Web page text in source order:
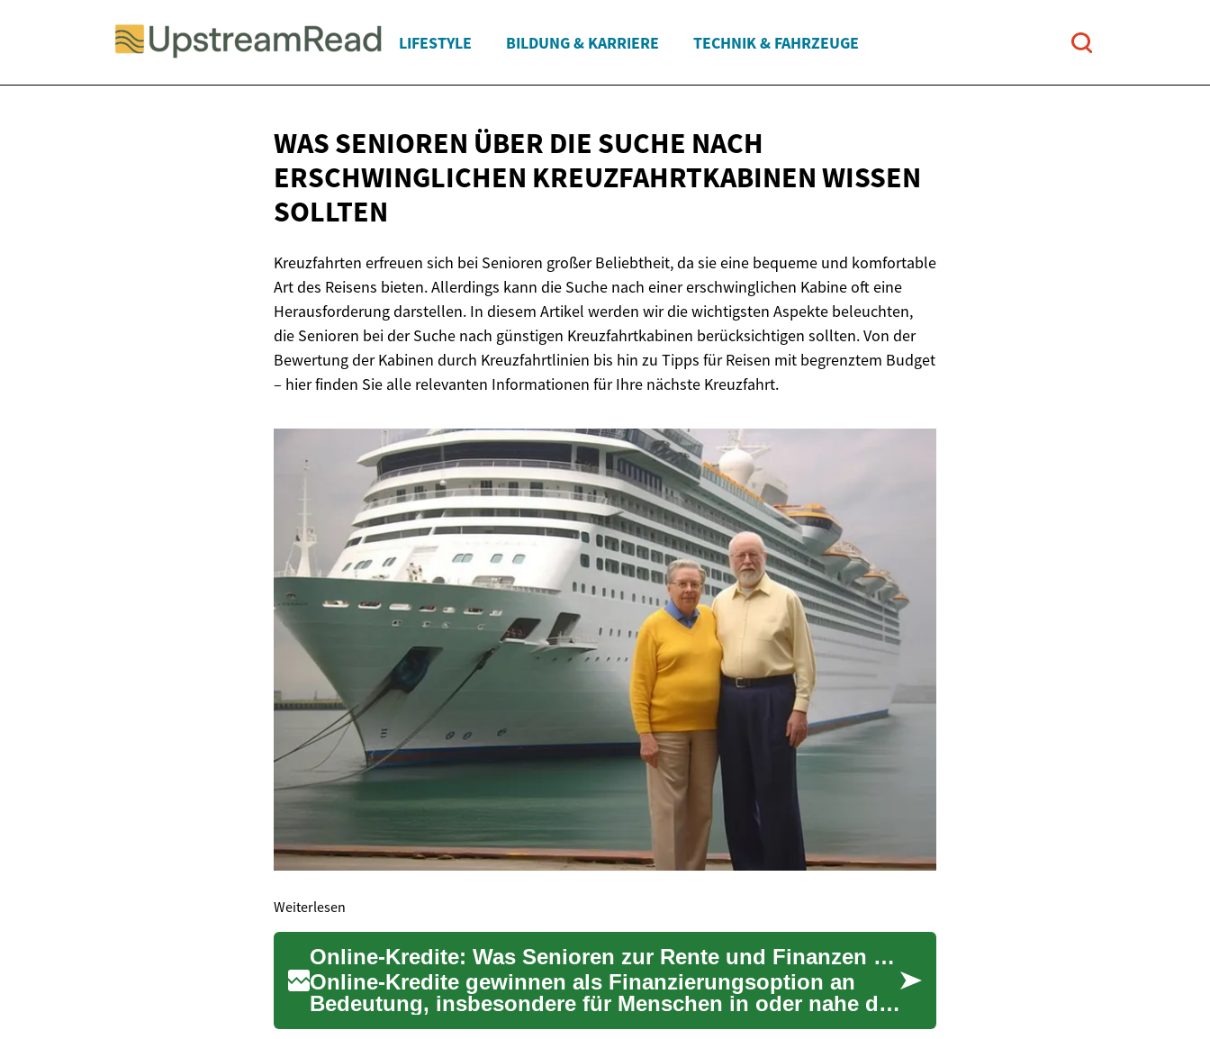
LIFESTYLE BILDUNG & KARRIERE TECHNIK & FAHRZEUGE
WAS SENIOREN ÜBER DIE SUCHE NACH
ERSCHWINGLICHEN KREUZFAHRTKABINEN WISSEN
SOLLTEN
Kreuzfahrten erfreuen sich bei Senioren großer Beliebtheit, da sie eine bequeme und komfortable
Art des Reisens bieten. Allerdings kann die Suche nach einer erschwinglichen Kabine oft eine
Herausforderung darstellen. In diesem Artikel werden wir die wichtigsten Aspekte beleuchten,
die Senioren bei der Suche nach günstigen Kreuzfahrtkabinen berücksichtigen sollten. Von der
Bewertung der Kabinen durch Kreuzfahrtlinien bis hin zu Tipps für Reisen mit begrenztem Budget
– hier finden Sie alle relevanten Informationen für Ihre nächste Kreuzfahrt.
Weiterlesen
Online-Kredite: Was Senioren zur Rente und Finanzen wissen sollten
Online-Kredite gewinnen als Finanzierungsoption an
Bedeutung, insbesondere für Menschen in oder nahe der
Rente. Diese...